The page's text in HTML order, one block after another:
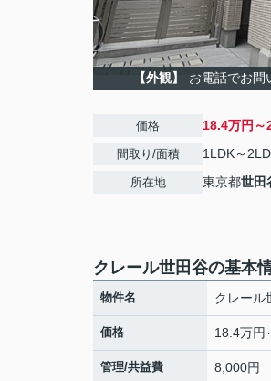
【外観】 お電話でお問
価格 18.4万円～
間取り/面積 1LDK～
所在地 東京都世田
クレール世田谷の基本
物件名 クレール
価格 18.4万円
管理/共益費 8,000円